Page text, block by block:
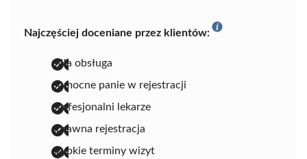
Najczęściej doceniane przez klientów:
miła obsługa
pomocne panie w rejestracji
profesjonalni lekarze
sprawna rejestracja
szybkie terminy wizyt